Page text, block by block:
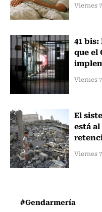
Viernes
41
que el
Viernes
El
está
Viernes
#Gendarmería